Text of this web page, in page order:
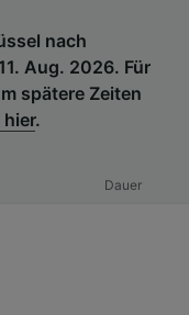
nach
Aug. 2026. Für
spätere Zeiten
hier.
Dauer